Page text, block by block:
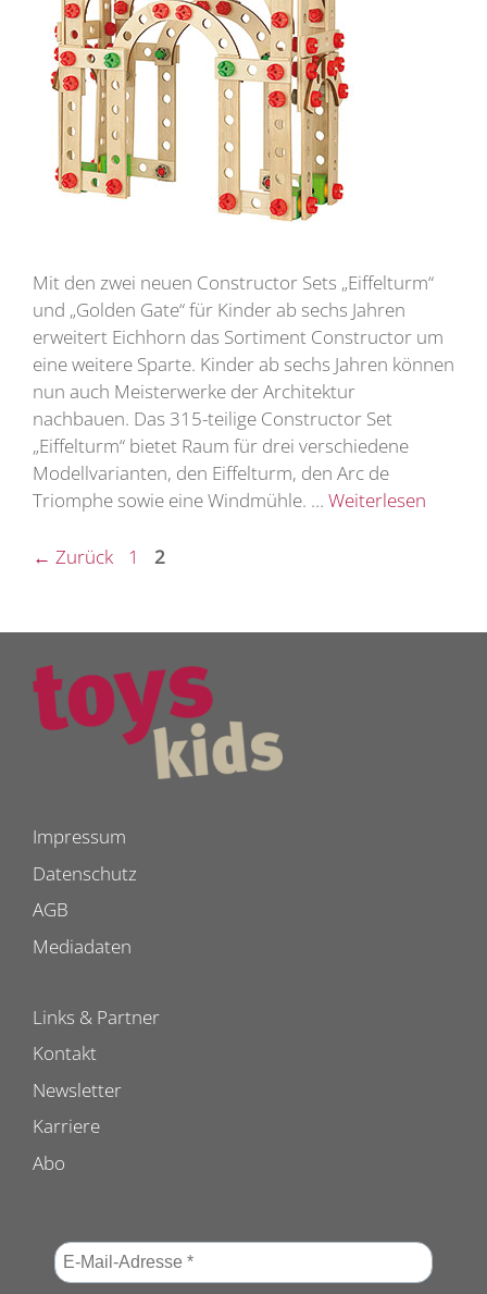
Mit den zwei neuen Constructor Sets „Eiffelturm“
und „Golden Gate“ für Kinder ab sechs Jahren
erweitert Eichhorn das Sortiment Constructor um
eine weitere Sparte. Kinder ab sechs Jahren können
nun auch Meisterwerke der Architektur
nachbauen. Das 315-teilige Constructor Set
„Eiffelturm“ bietet Raum für drei verschiedene
Modellvarianten, den Eiffelturm, den Arc de
Triomphe sowie eine Windmühle. … Weiterlesen
← Zurück Seite
1 Seite
2
Impressum
Datenschutz
AGB
Mediadaten
Links & Partner
Kontakt
Newsletter
Karriere
Abo